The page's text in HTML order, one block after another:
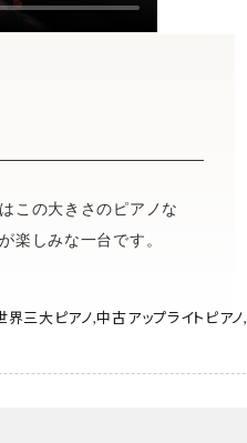
この大きさのピアノな
楽しみな一台です。
界三大ピアノ,中古アップライトピアノ,